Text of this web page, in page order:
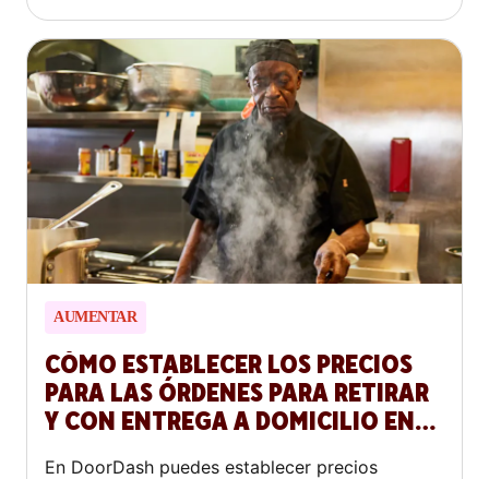
AUMENTAR
CÓMO ESTABLECER LOS PRECIOS
PARA LAS ÓRDENES PARA RETIRAR
Y CON ENTREGA A DOMICILIO EN
En DoorDash puedes establecer precios